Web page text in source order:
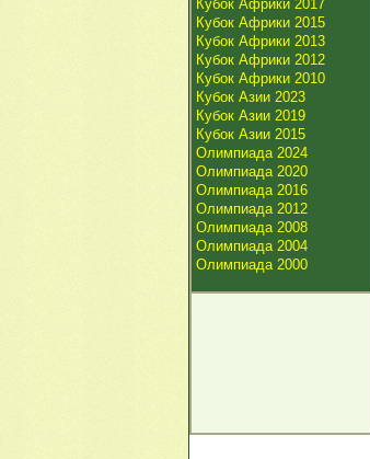
Кубок Африки 2017
Кубок Африки 2015
Кубок Африки 2013
Кубок Африки 2012
Кубок Африки 2010
Кубок Азии 2023
Кубок Азии 2019
Кубок Азии 2015
Олимпиада 2024
Олимпиада 2020
Олимпиада 2016
Олимпиада 2012
Олимпиада 2008
Олимпиада 2004
Олимпиада 2000